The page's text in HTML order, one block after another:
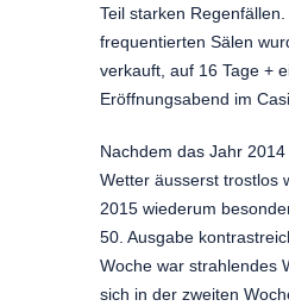
Teil starken
frequentierten Sälen
verkauft, auf 16 Tage +
Eröffnungsabend im
Nachdem das Jahr
Wetter äusserst trostlos
2015 wiederum
50. Ausgabe
Woche war strahlendes
sich in der zweiten